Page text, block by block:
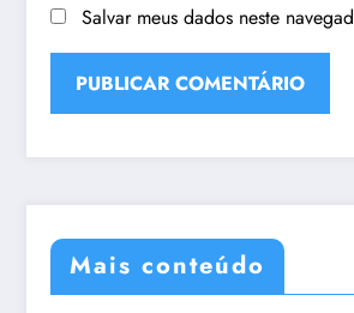
Salvar meus dados neste
Mais conteúdo